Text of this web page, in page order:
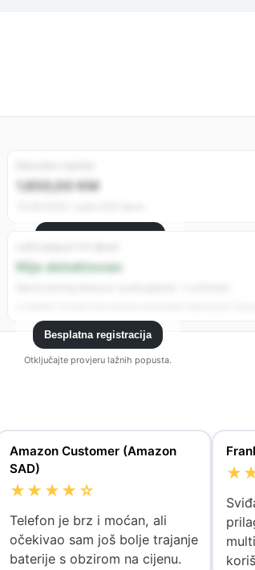
1.850,00 KM
Registrujte se da vidite sve analitike.
Nije detektovan
Besplatna registracija
Otključajte provjeru lažnih popusta.
Amazon Customer (Amazon
SAD)
★★★★☆
Telefon je brz i moćan, ali
očekivao sam još bolje trajanje
baterije s obzirom na cijenu.